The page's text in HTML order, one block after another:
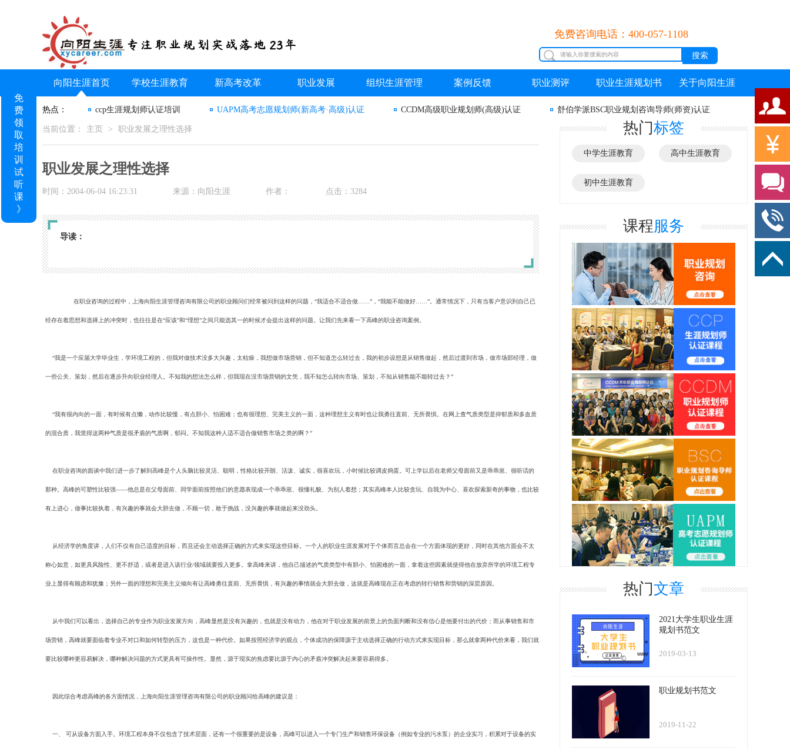
免费咨询电话：400-057-1108
向阳生涯首页 学校生涯教育 新高考改革 职业发展 组织生涯管理 案例反馈 职业测评 职业生涯规划书 关于向阳生涯
热点： ccp生涯规划师认证培训 UAPM高考志愿规划师(新高考·高级)认证 CCDM高级职业规划师(高级)认证 舒伯学派BSC职业规划咨询导师(师资)认证
当前位置： 主页 > 职业发展之理性选择
职业发展之理性选择
时间：2004-06-04 16:23:31 来源：向阳生涯 作者： 点击：3284
导读：
在职业咨询的过程中，上海向阳生涯管理咨询有限公司的职业顾问们经常被问到这样的问题，“我适合不适合做……”，“我能不能做好……”。通常情况下，只有当客户意识到自己已
经存在着思想和选择上的冲突时，也往往是在“应该”和“理想”之间只能选其一的时候才会提出这样的问题。让我们先来看一下高峰的职业咨询案例。
“我是一个应届大学毕业生，学环境工程的，但我对做技术没多大兴趣，太枯燥，我想做市场营销，但不知道怎么转过去，我的初步设想是从销售做起，然后过渡到市场，做市场部经理，做
一些公关、策划，然后在逐步升向职业经理人。不知我的想法怎么样，但我现在没市场营销的文凭，我不知怎么转向市场、策划，不知从销售能不能转过去？”
“我有很内向的一面，有时候有点懒，动作比较慢，有点胆小、怕困难；也有很理想、完美主义的一面，这种理想主义有时也让我勇往直前、无所畏惧。在网上查气质类型是抑郁质和多血质
的混合质，我觉得这两种气质是很矛盾的气质啊，郁闷。不知我这种人适不适合做销售市场之类的啊？”
在职业咨询的面谈中我们进一步了解到高峰是个人头脑比较灵活、聪明，性格比较开朗、活泼、诚实，很喜欢玩，小时候比较调皮捣蛋。可上学以后在老师父母面前又是乖乖崽、很听话的
那种。高峰的可塑性比较强——他总是在父母面前、同学面前按照他们的意愿表现成一个乖乖崽、很懂礼貌、为别人着想；其实高峰本人比较贪玩、自我为中心、喜欢探索新奇的事物，也比较
有上进心，做事比较执着，有兴趣的事就会大胆去做，不顾一切，敢于挑战，没兴趣的事就做起来没劲头。
从经济学的角度讲，人们不仅有自己适度的目标，而且还会主动选择正确的方式来实现这些目标。一个人的职业生涯发展对于个体而言总会在一个方面体现的更好，同时在其他方面会不太
称心如意，如更具风险性、更不舒适，或者是进入该行业/领域就要投入更多。拿高峰来讲，他自己描述的气质类型中有胆小、怕困难的一面，拿着这些因素就使得他在放弃所学的环境工程专
业上显得有顾虑和犹豫；另外一面的理想和完美主义倾向有让高峰勇往直前、无所畏惧，有兴趣的事情就会大胆去做，这就是高峰现在正在考虑的转行销售和营销的深层原因。
从中我们可以看出，选择自己的专业作为职业发展方向，高峰显然是没有兴趣的，也就是没有动力，他在对于职业发展的前景上的负面判断和没有信心是他要付出的代价；而从事销售和市
场营销，高峰就要面临着专业不对口和如何转型的压力，这也是一种代价。如果按照经济学的观点，个体成功的保障源于主动选择正确的行动方式来实现目标，那么就拿两种代价来看，我们就
要比较哪种更容易解决，哪种解决问题的方式更具有可操作性。显然，源于现实的焦虑要比源于内心的矛盾冲突解决起来要容易得多。
因此综合考虑高峰的各方面情况，上海向阳生涯管理咨询有限公司的职业顾问给高峰的建议是：
一、 可从设备方面入手。环境工程本身不仅包含了技术层面，还有一个很重要的是设备，高峰可以进入一个专门生产和销售环保设备（例如专业的污水泵）的企业实习，积累对于设备的实
热门标签
中学生涯教育 高中生涯教育
初中生涯教育
课程服务
热门文章
2021大学生职业生涯
规划书范文
2019-03-13
职业规划书范文
2019-11-22
免
费
领
取
培
训
试
听
课
》